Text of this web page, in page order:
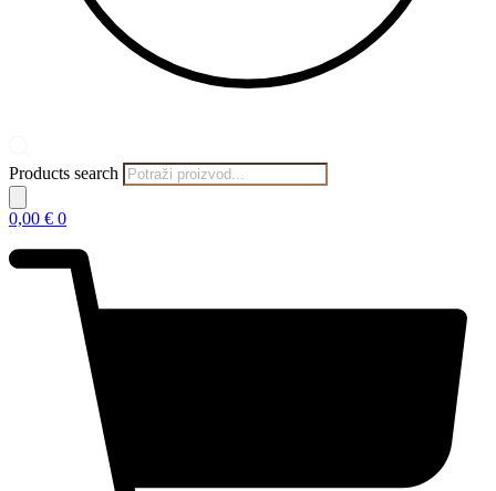
Products search
0,00 € 0